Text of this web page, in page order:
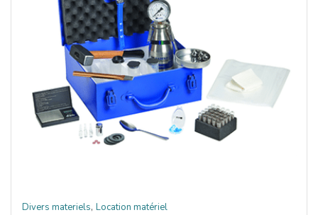
Divers materiels, Location matériel